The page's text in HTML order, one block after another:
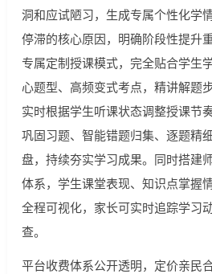
洞和应试陋习，生成专属个性化学
停滞的核心原因，明确阶段性提升
专属定制授课模式，完全贴合学生
心题型、高频变式考点，精讲解题
实时根据学生听课状态调整授课节
巩固习题、智能错题归集、逐题精
盘，持续夯实学习成果。同时搭建
体系，学生课堂表现、知识点掌握
全程可视化，家长可实时追踪学习
查。
平台收费体系公开透明，定价亲民